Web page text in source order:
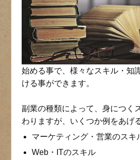
始める事で、様々なスキル・知
ける事ができます。
副業の種類によって、身につく
わりますが、いくつか例をあげ
マーケティング・営業のスキ
Web・ITのスキル